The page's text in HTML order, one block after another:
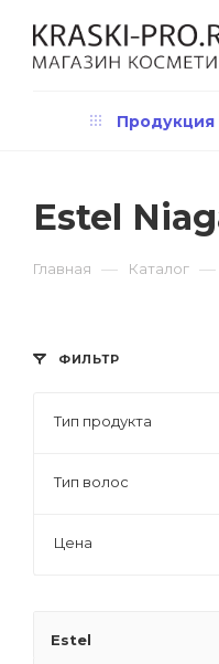
Продукция
Estel
Главная — Каталог —
ФИЛЬТР
Тип продукта
Тип волос
Цена
Estel